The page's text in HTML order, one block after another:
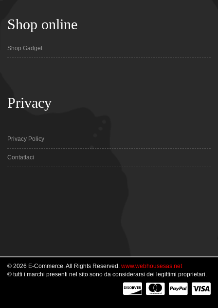
Shop online
Shop Gadget
Privacy
Privacy Policy
Contattaci
© 2026 E-Commerce. All Rights Reserved. www.webhousesas.net
© tutti i marchi presenti nel sito sono da considerarsi dei legittimi proprietari.